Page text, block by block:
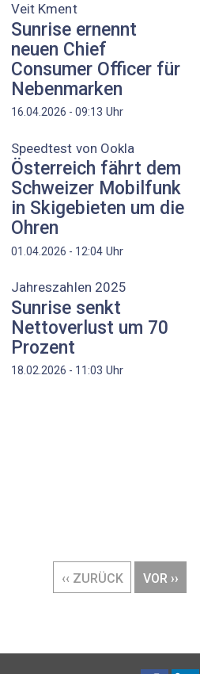
Veit Kment
Sunrise ernennt
neuen Chief
Consumer Officer für
Nebenmarken
16.04.2026 - 09:13 Uhr
Speedtest von Ookla
Österreich fährt dem
Schweizer Mobilfunk
in Skigebieten um die
Ohren
01.04.2026 - 12:04Uhr
Jahreszahlen 2025
Sunrise senkt
Nettoverlust um 70
Prozent
18.02.2026 - 11:03 Uhr
VORHERIGE
SEITE
‹‹ ZURÜCK
NÄCHSTE
SEITE
VOR ››